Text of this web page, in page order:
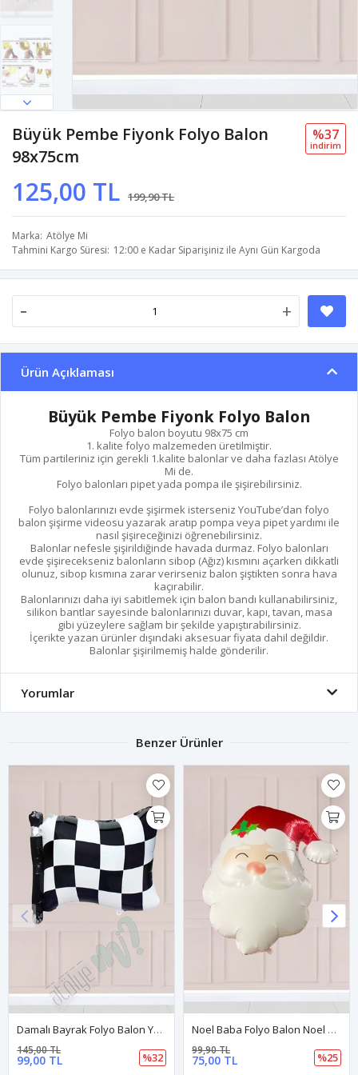
Büyük Pembe Fiyonk Folyo Balon
98x75cm
125,00 TL 199,90 TL
%37
i̇ndi̇ri̇m
Marka Atölye Mi
Tahmini Kargo Süresi 12:00 e Kadar Siparişiniz ile Aynı Gün Kargoda
- +
Ürün Açıklaması
Büyük Pembe Fiyonk Folyo Balon
Folyo balon boyutu 98x75 cm
1. kalite folyo malzemeden üretilmiştir.
Tüm partileriniz için gerekli 1.kalite balonlar ve daha fazlası Atölye
Mi de.
Folyo balonları pipet yada pompa ile şişirebilirsiniz.
Folyo balonlarınızı evde şişirmek isterseniz YouTube’dan folyo
balon şişirme videosu yazarak aratıp pompa veya pipet yardımı ile
nasıl şişireceğinizi öğrenebilirsiniz.
Balonlar nefesle şişirildiğinde havada durmaz. Folyo balonları
evde şişirecekseniz balonların sibop (Ağız) kısmını açarken dikkatli
olunuz, sibop kısmına zarar verirseniz balon şiştikten sonra hava
kaçırabilir.
Balonlarınızı daha iyi sabitlemek için balon bandı kullanabilirsiniz,
silikon bantlar sayesinde balonlarınızı duvar, kapı, tavan, masa
gibi yüzeylere sağlam bir şekilde yapıştırabilirsiniz.
İçerikte yazan ürünler dışındaki aksesuar fiyata dahil değildir.
Balonlar şişirilmemiş halde gönderilir.
Yorumlar
Benzer Ürünler
Damalı Bayrak Folyo Balon Yarış Tema Doğum Günü Balonu
99,00 TL
145,00 TL
%32
Noel Baba Folyo Balon Noel Baba Kafası Şeklinde Balon 45 Cm Yılbaşı Balonu
75,00 TL
99,90 TL
%25